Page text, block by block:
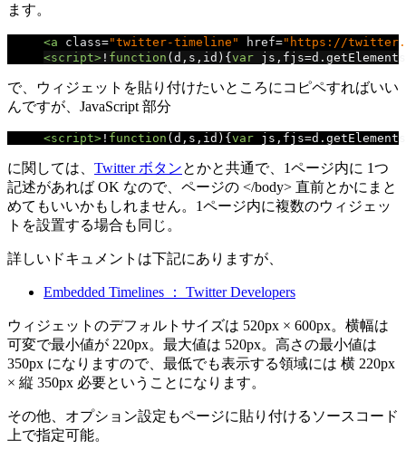
ます。
<a class="twitter-timeline" href="https://
<script> ! function ( d , s , id ){ var js , fjs=d .
で、ウィジェットを貼り付けたいところにコピペすればいい
んですが、JavaScript 部分
<script> ! function ( d , s , id ){ var js , fjs=d .
に関しては、 Twitter ボタンとかと共通で、1ページ内に 1つ
記述があれば OK なので、ページの </body> 直前とかにまと
めてもいいかもしれません。1ページ内に複数のウィジェッ
トを設置する場合も同じ。
詳しいドキュメントは下記にありますが、
Embedded Timelines ： Twitter Developers
ウィジェットのデフォルトサイズは 520px × 600px。横幅は
可変で最小値が 220px。最大値は 520px。高さの最小値は
350px になりますので、最低でも表示する領域には 横 220px
× 縦 350px 必要ということになります。
その他、オプション設定もページに貼り付けるソースコード
上で指定可能。